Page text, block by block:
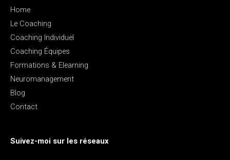
Home
Le Coaching
Coaching Individuel
Coaching Équipes
Formations & Elearning
Neuromanagement
Blog
Contact
Suivez-moi sur les réseaux